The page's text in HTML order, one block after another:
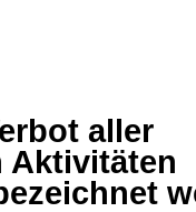
aller
Aktivitäten